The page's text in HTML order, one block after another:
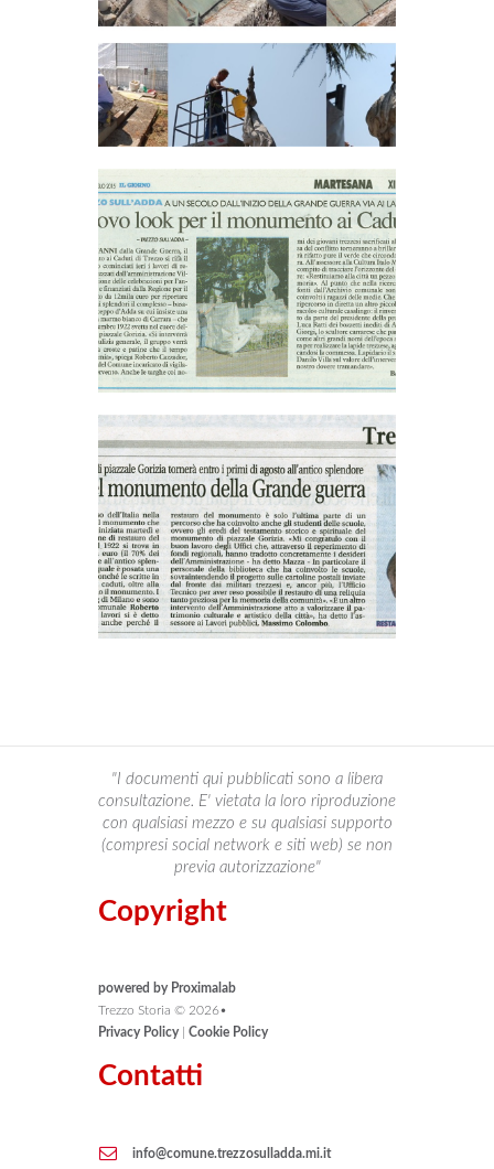
"I documenti qui pubblicati sono a libera
consultazione. E' vietata la loro riproduzione
con qualsiasi mezzo e su qualsiasi supporto
(compresi social network e siti web) se non
previa autorizzazione"
Copyright
powered by Proximalab
Trezzo Storia © 2026•
Privacy Policy
Cookie Policy
Contatti
info@comune.trezzosulladda.mi.it